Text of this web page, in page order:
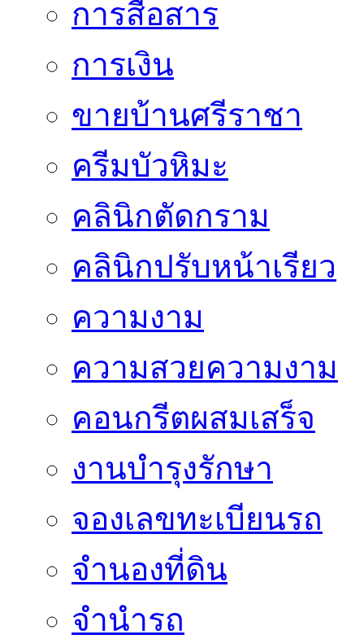
การสื่อสาร
การเงิน
ขายบ้านศรีราชา
ครีมบัวหิมะ
คลินิกตัดกราม
คลินิกปรับหน้าเรียว
ความงาม
ความสวยความงาม
คอนกรีตผสมเสร็จ
งานบำรุงรักษา
จองเลขทะเบียนรถ
จำนองที่ดิน
จำนำรถ